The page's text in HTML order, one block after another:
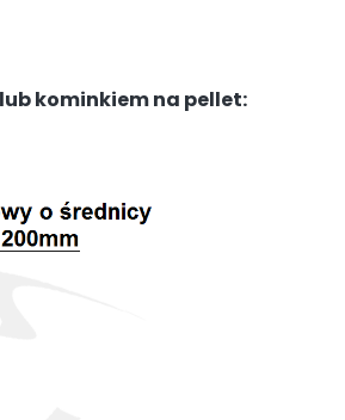
kominkiem na pellet: